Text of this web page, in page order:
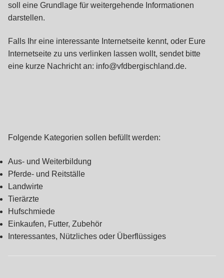
soll eine Grundlage für weitergehende Informationen
darstellen.
Falls Ihr eine interessante Internetseite kennt, oder Eure
Internetseite zu uns verlinken lassen wollt, sendet bitte
eine kurze Nachricht an: info@vfdbergischland.de.
Folgende Kategorien sollen befüllt werden:
Aus- und Weiterbildung
Pferde- und Reitställe
Landwirte
Tierärzte
Hufschmiede
Einkaufen, Futter, Zubehör
Interessantes, Nützliches oder Überflüssiges